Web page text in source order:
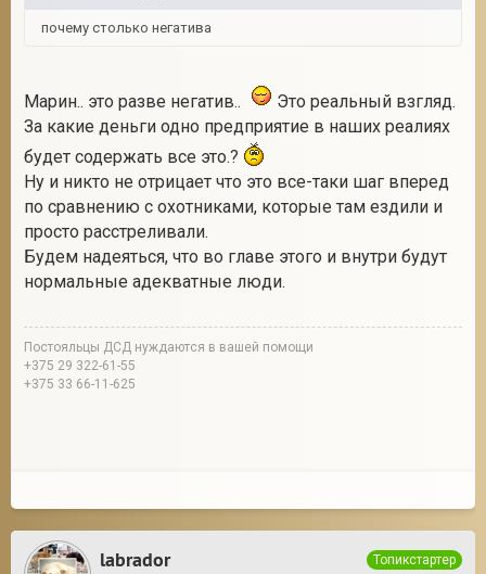
почему столько негатива
Марин.. это разве негатив..
Это реальный взгляд.
За какие деньги одно предприятие в наших реалиях
будет содержать все это.?
Ну и никто не отрицает что это все-таки шаг вперед
по сравнению с охотниками, которые там ездили и
просто расстреливали.
Будем надеяться, что во главе этого и внутри будут
нормальные адекватные люди.
Постояльцы ДСД нуждаются в вашей помощи
+375 29 322-61-55
+375 33 66-11-625
labrador
Топикстартер